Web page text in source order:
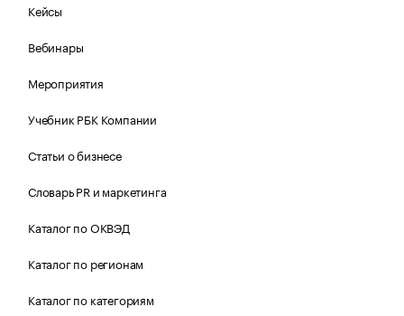
Кейсы
Вебинары
Мероприятия
Учебник РБК Компании
Статьи о бизнесе
Словарь PR и маркетинга
Каталог по ОКВЭД
Каталог по регионам
Каталог по категориям